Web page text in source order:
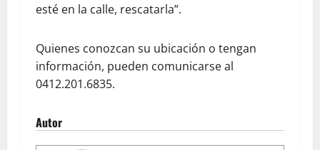
esté en la calle, rescatarla”.
Quienes conozcan su ubicación o tengan
información, pueden comunicarse al
0412.201.6835.
Autor